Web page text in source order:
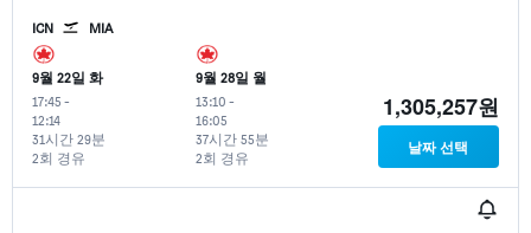
ICN MIA
9월 22일 화
17:45 -
12:14
2회 경유
31시간 29분
9월 28일 월
13:10 -
16:05
2회 경유
37시간 55분
1,305,257원
날짜 선택